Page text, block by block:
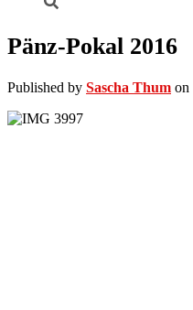
Pänz-Pokal 2016
Published by Sascha Thum on